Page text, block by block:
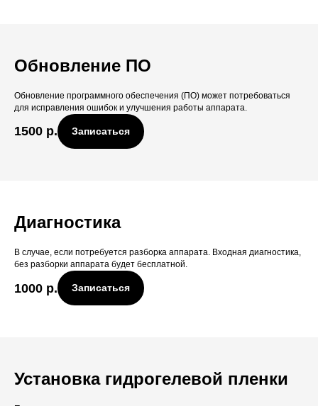
Обновление ПО
Обновление программного обеспечения (ПО) может потребоваться
для исправления ошибок и улучшения работы аппарата.
1500 р. Записаться
Диагностика
В случае, если потребуется разборка аппарата. Входная диагностика,
без разборки аппарата будет бесплатной.
1000 р. Записаться
Установка гидрогелевой пленки